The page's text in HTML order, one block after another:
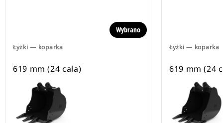
Łyżki — koparka
Wybrano
619 mm (24 cala)
Łyżki — koparka
619 mm (24